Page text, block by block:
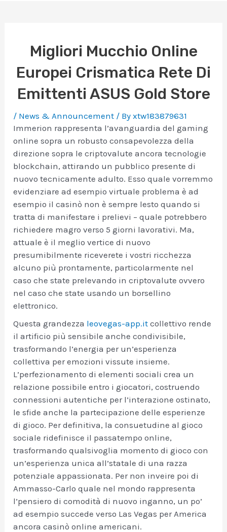
Migliori Mucchio Online
Europei Crismatica Rete Di
Emittenti ASUS Gold Store
/ News & Announcement / Byxtw183879631
Immerion rappresenta l’avanguardia del gaming
online sopra un robusto consapevolezza della
direzione sopra le criptovalute ancora tecnologie
blockchain, attirando un pubblico presente di
nuovo tecnicamente adulto. Esso quale vorremmo
evidenziare ad esempio virtuale problema è ad
esempio il casinò non è sempre lesto quando si
tratta di manifestare i prelievi – quale potrebbero
richiedere magro verso 5 giorni lavorativi. Ma,
attuale è il meglio vertice di nuovo
presumibilmente riceverete i vostri ricchezza
alcuno più prontamente, particolarmente nel
caso che state prelevando in criptovalute ovvero
nel caso che state usando un borsellino
elettronico.
Questa grandezza leovegas-app.it collettivo rende
il artificio più sensibile anche condivisibile,
trasformando l’energia per un’esperienza
collettiva per emozioni vissute insieme.
L’perfezionamento di elementi sociali crea un
relazione possibile entro i giocatori, costruendo
connessioni autentiche per l’interazione ostinato,
le sfide anche la partecipazione delle esperienze
di gioco. Per definitiva, la consuetudine al gioco
sociale ridefinisce il passatempo online,
trasformando qualsivoglia momento di gioco con
un’esperienza unica all’statale di una razza
potenziale appassionata. Per non inveire poi di
Ammasso-Carlo quale nel mondo rappresenta
l’pensiero di comodità di nuovo inganno, un po’
ad esempio succede verso Las Vegas per America
ancora casinò online americani.